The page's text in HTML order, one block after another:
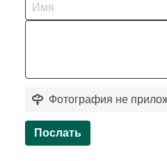
Фотография не
Послать